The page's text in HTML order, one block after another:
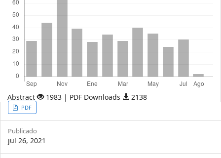
Abstract 1983 | PDF Downloads 2138
Article
Sidebar
PDF
Publicado
jul 26, 2021